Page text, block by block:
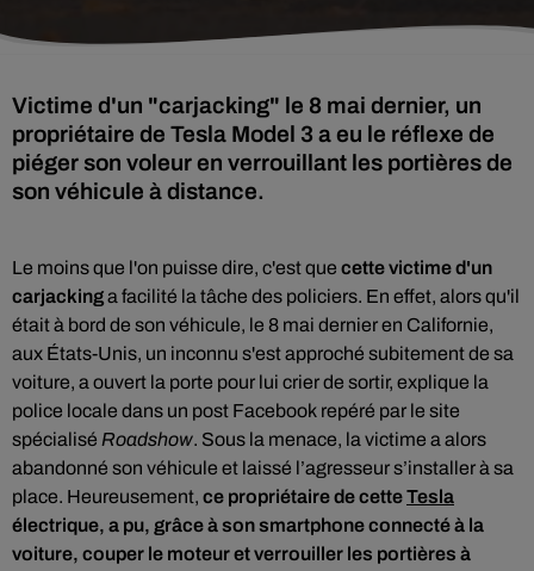
Victime d'un "carjacking" le 8 mai dernier, un
propriétaire de Tesla Model 3 a eu le réflexe de
piéger son voleur en verrouillant les portières de
son véhicule à distance.
Le moins que l'on puisse dire, c'est que cette victime d'un
carjackinga facilité la tâche des policiers. En effet, alors qu'il
était à bord de son véhicule, le 8 mai dernieren Californie,
aux États-Unis, un inconnu s'est approché subitement de sa
voiture, a ouvert la porte pour lui crier de sortir, explique la
police locale dans un post Facebook repéré par le site
spécialisé Roadshow. Sous la menace, la victime a alors
abandonné son véhicule et laissé l’agresseur s’installer à sa
place. Heureusement, ce propriétaire de cetteTesla
électrique, a pu, grâce à son smartphone connecté à la
voiture, couper le moteur et verrouiller les portières à